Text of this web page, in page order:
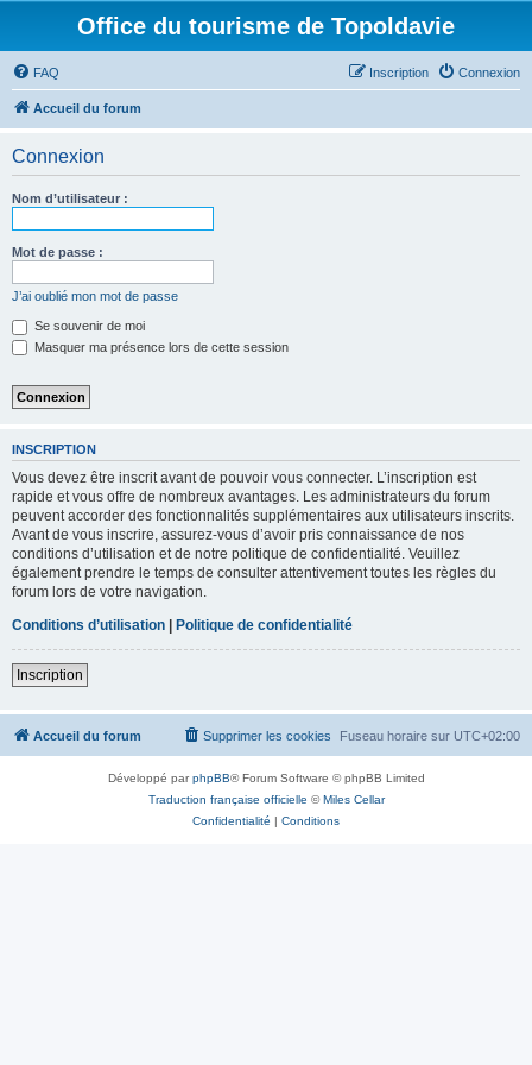
Office du tourisme de Topoldavie
FAQ Connexion
Inscription
Accueil du forum
Connexion
Nom d’utilisateur :
Mot de passe :
J’ai oublié mon mot de passe
Se souvenir de moi
Masquer ma présence lors de cette session
INSCRIPTION
Vous devez être inscrit avant de pouvoir vous connecter. L’inscription est
rapide et vous offre de nombreux avantages. Les administrateurs du forum
peuvent accorder des fonctionnalités supplémentaires aux utilisateurs inscrits.
Avant de vous inscrire, assurez-vous d’avoir pris connaissance de nos
conditions d’utilisation et de notre politique de confidentialité. Veuillez
également prendre le temps de consulter attentivement toutes les règles du
forum lors de votre navigation.
Conditions d’utilisation | Politique de confidentialité
Inscription
Accueil du forum Fuseau horaire sur UTC+02:00
Supprimer les cookies
Développé parphpBB® Forum Software © phpBB Limited
Traduction française officielle ©Miles Cellar
Confidentialité | Conditions